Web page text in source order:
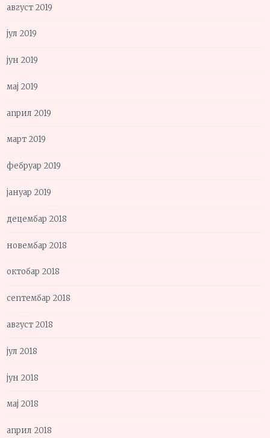
август 2019
јул 2019
јун 2019
мај 2019
април 2019
март 2019
фебруар 2019
јануар 2019
децембар 2018
новембар 2018
октобар 2018
септембар 2018
август 2018
јул 2018
јун 2018
мај 2018
април 2018